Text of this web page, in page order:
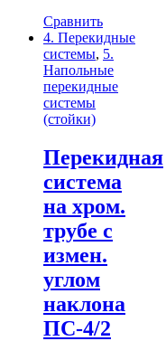
Сравнить
4. Перекидные
системы, 5.
Напольные
перекидные
системы
(стойки)
Перекидная
система
на хром.
трубе с
измен.
углом
наклона
ПС-4/2